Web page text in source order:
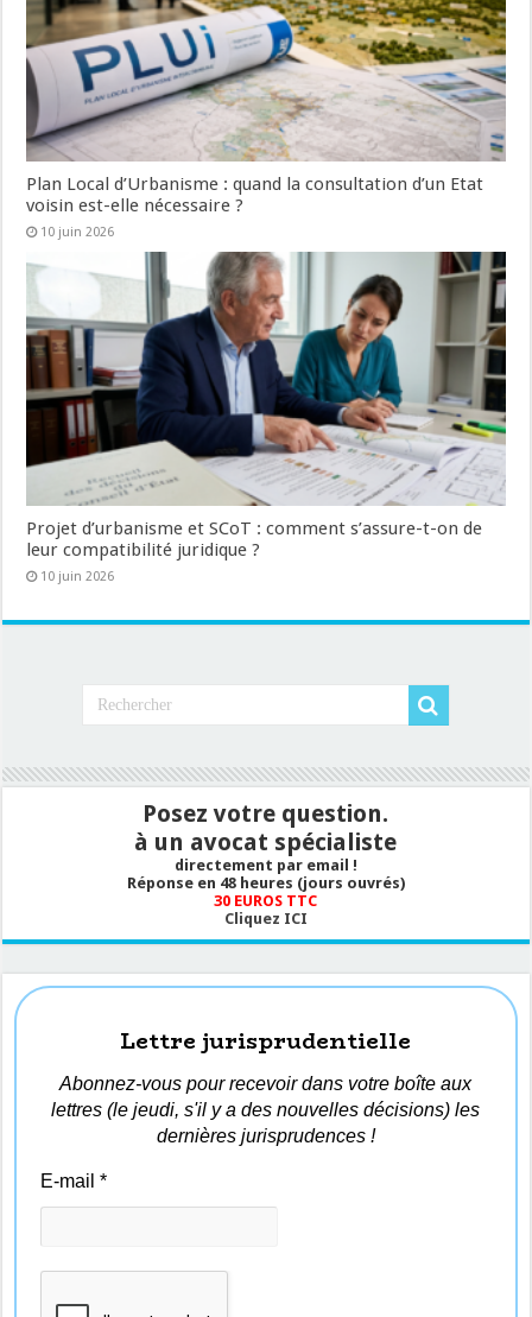
Plan Local d’Urbanisme : quand la consultation d’un Etat
voisin est-elle nécessaire ?
10 juin 2026
Projet d’urbanisme et SCoT : comment s’assure-t-on de
leur compatibilité juridique ?
10 juin 2026
Posez votre question.
à un avocat spécialiste
directement par email !
Réponse en 48 heures (jours ouvrés)
30 EUROS TTC
Cliquez ICI
Lettre jurisprudentielle
Abonnez-vous pour recevoir dans votre boîte aux
lettres (le jeudi, s'il y a des nouvelles décisions) les
dernières jurisprudences !
E-mail*